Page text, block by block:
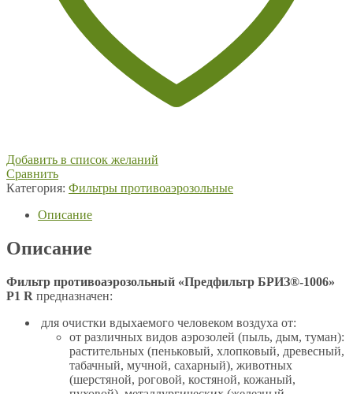
Добавить в список желаний
Сравнить
Категория: Фильтры противоаэрозольные
Описание
Описание
Фильтр противоаэрозольный «Предфильтр БРИЗ®-1006»
P1 R предназначен:
для очистки вдыхаемого человеком воздуха от:
от различных видов аэрозолей (пыль, дым, туман):
растительных (пеньковый, хлопковый, древесный,
табачный, мучной, сахарный), животных
(шерстяной, роговой, костяной, кожаный,